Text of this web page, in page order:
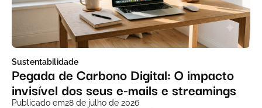
Sustentabilidade
Pegada de Carbono Digital: O impacto
invisível dos seus e-mails e streamings
Publicado em28 de julho de 2026